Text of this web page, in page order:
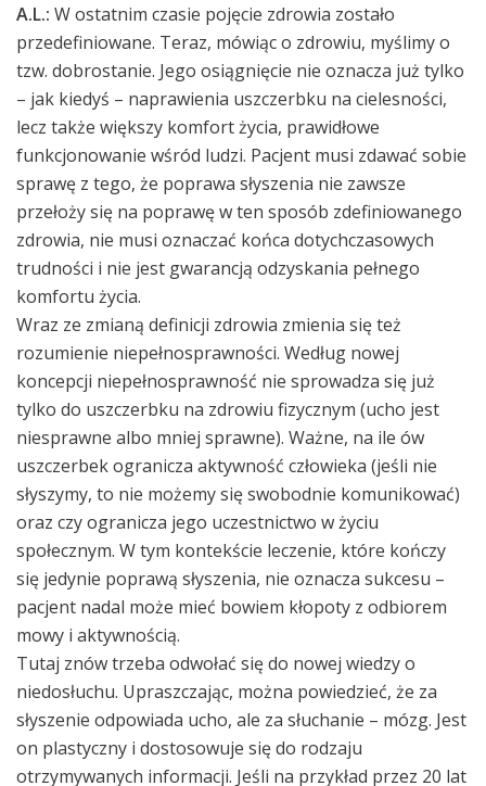
A.L.: W ostatnim czasie pojęcie zdrowia zostało
przedefiniowane. Teraz, mówiąc o zdrowiu, myślimy o
tzw. dobrostanie. Jego osiągnięcie nie oznacza już tylko
– jak kiedyś – naprawienia uszczerbku na cielesności,
lecz także większy komfort życia, prawidłowe
funkcjonowanie wśród ludzi. Pacjent musi zdawać sobie
sprawę z tego, że poprawa słyszenia nie zawsze
przełoży się na poprawę w ten sposób zdefiniowanego
zdrowia, nie musi oznaczać końca dotychczasowych
trudności i nie jest gwarancją odzyskania pełnego
komfortu życia.
Wraz ze zmianą definicji zdrowia zmienia się też
rozumienie niepełnosprawności. Według nowej
koncepcji niepełnosprawność nie sprowadza się już
tylko do uszczerbku na zdrowiu fizycznym (ucho jest
niesprawne albo mniej sprawne). Ważne, na ile ów
uszczerbek ogranicza aktywność człowieka (jeśli nie
słyszymy, to nie możemy się swobodnie komunikować)
oraz czy ogranicza jego uczestnictwo w życiu
społecznym. W tym kontekście leczenie, które kończy
się jedynie poprawą słyszenia, nie oznacza sukcesu –
pacjent nadal może mieć bowiem kłopoty z odbiorem
mowy i aktywnością.
Tutaj znów trzeba odwołać się do nowej wiedzy o
niedosłuchu. Upraszczając, można powiedzieć, że za
słyszenie odpowiada ucho, ale za słuchanie – mózg. Jest
on plastyczny i dostosowuje się do rodzaju
otrzymywanych informacji. Jeśli na przykład przez 20 lat